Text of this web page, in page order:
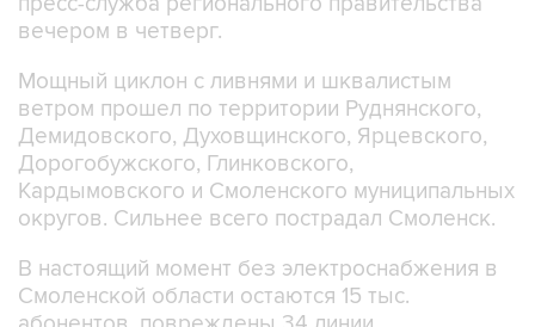
вечером в четверг.
Мощный циклон с ливнями и шквалистым
ветром прошел по территории Руднянского,
Демидовского, Духовщинского, Ярцевского,
Дорогобужского, Глинковского,
Кардымовского и Смоленского муниципальных
округов. Сильнее всего пострадал Смоленск.
В настоящий момент без электроснабжения в
Смоленской области остаются 15 тыс.